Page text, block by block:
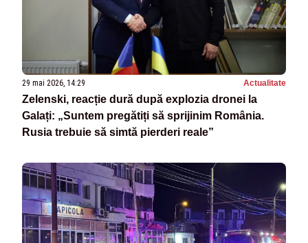
29 mai 2026, 14:29 Actualitate
Zelenski, reacție dură după explozia dronei la
Galați: „Suntem pregătiți să sprijinim România.
Rusia trebuie să simtă pierderi reale”